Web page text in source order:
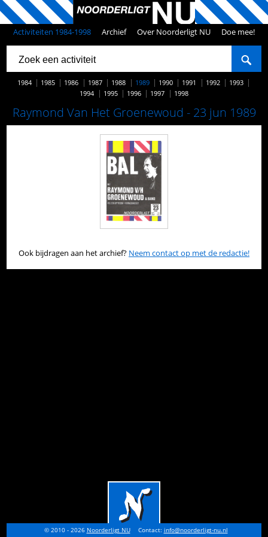
Activiteiten 1984-1998 Archief Over Noorderligt NU Doe mee!
1984 1985 1986 1987 1988 1989 1990 1991 1992
1993
1994
1995 1996 1997 1998
Raymond Van Het Groenewoud - 23 jun 1989
Ook bijdragen aan het archief? Neem contact op met de redactie!
© 2010 - 2026 Noorderligt NU Contact: info@noorderligt-nu.nl